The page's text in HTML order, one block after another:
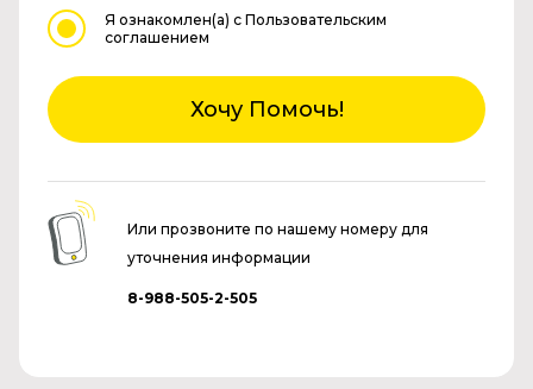
Я ознакомлен(а) с Пользовательским
соглашением
Хочу Помочь!
Или прозвоните по нашему номеру для
уточнения информации
8-988-505-2-505